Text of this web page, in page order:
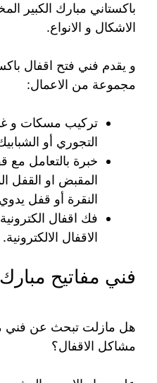
باكستاني مبارك الكبير
الاشكال و الانواع.
و يقدم فني فتح اقفال
مجموعة من الاعمال:
تركيب مسكات و
التجوري أو
خبرة بالتعامل مع
المقبض او القفل
النقرة أو قفل
فك اقفال
الاقفال الالكترونية.
فني مفاتيح مبارك
هل مازلت تبحث عن فني
مشاكل الاقفال؟